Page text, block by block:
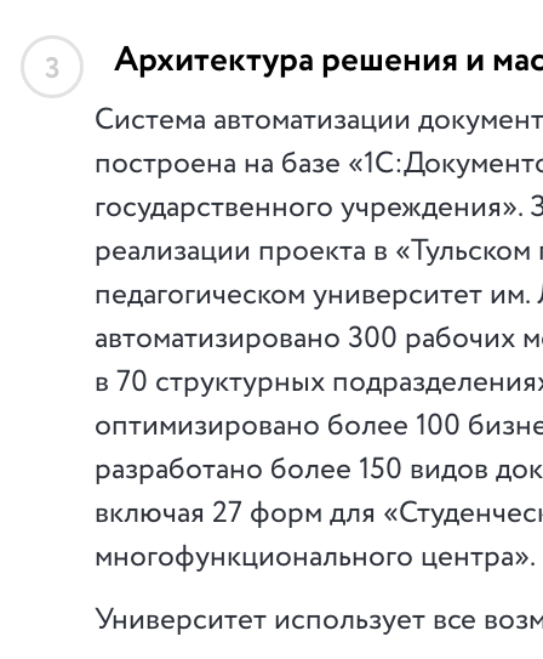
3 Архитектура решения и
Система автоматизации
построена на базе
государственного учреждения».
реализации проекта в
педагогическом университет
автоматизировано 300 рабочих
в 70 структурных
оптимизировано более 100
разработано более 150 видов
включая 27 форм для
многофункционального центра».
Университет использует все